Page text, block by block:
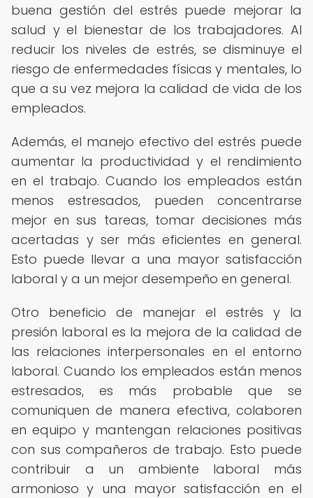
buena gestión del estrés puede mejorar la
salud y el bienestar de los trabajadores. Al
reducir los niveles de estrés, se disminuye el
riesgo de enfermedades físicas y mentales, lo
que a su vez mejora la calidad de vida de los
empleados.
Además, el manejo efectivo del estrés puede
aumentar la productividad y el rendimiento
en el trabajo. Cuando los empleados están
menos estresados, pueden concentrarse
mejor en sus tareas, tomar decisiones más
acertadas y ser más eficientes en general.
Esto puede llevar a una mayor satisfacción
laboral y a un mejor desempeño en general.
Otro beneficio de manejar el estrés y la
presión laboral es la mejora de la calidad de
las relaciones interpersonales en el entorno
laboral. Cuando los empleados están menos
estresados, es más probable que se
comuniquen de manera efectiva, colaboren
en equipo y mantengan relaciones positivas
con sus compañeros de trabajo. Esto puede
contribuir a un ambiente laboral más
armonioso y una mayor satisfacción en el